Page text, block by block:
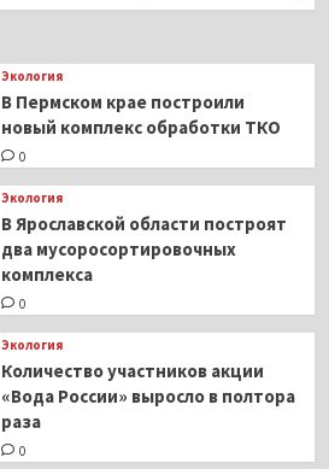
Экология
В Пермском крае построили
новый комплекс обработки ТКО
0
Экология
В Ярославской области построят
два мусоросортировочных
комплекса
0
Экология
Количество участников акции
«Вода России» выросло в полтора
раза
0